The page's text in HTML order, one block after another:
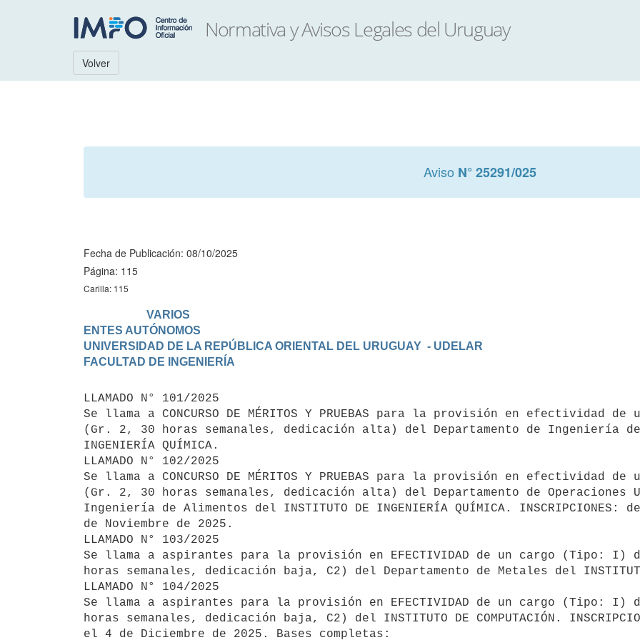
Volver
Aviso N° 25291/025
Fecha de Publicación: 08/10/2025
Página: 115
Carilla: 115
ENTES AUTÓNOMOS
UNIVERSIDAD DE LA REPÚBLICA ORIENTAL DEL URUGUAY  - UDELAR
LLAMADO N° 101/2025
Se llama a CONCURSO DE MÉRITOS Y PRUEBAS para la provisión en efectividad
(Gr. 2, 30 horas semanales, dedicación alta) del Departamento de Ingeniería de
INGENIERÍA QUÍMICA.
LLAMADO N° 102/2025
Se llama a CONCURSO DE MÉRITOS Y PRUEBAS para la provisión en efectividad
(Gr. 2, 30 horas semanales, dedicación alta) del Departamento de
Ingeniería de Alimentos del INSTITUTO DE INGENIERÍA QUÍMICA.
de Noviembre de 2025.
LLAMADO N° 103/2025
Se llama a aspirantes para la provisión en EFECTIVIDAD de un cargo (Tipo: I) de
horas semanales, dedicación baja, C2) del Departamento de Metales del INSTITUTO
LLAMADO N° 104/2025
Se llama a aspirantes para la provisión en EFECTIVIDAD de un cargo (Tipo: I) de
horas semanales, dedicación baja, C2) del INSTITUTO DE COMPUTACIÓN.
el 4 de Diciembre de 2025. Bases completas: